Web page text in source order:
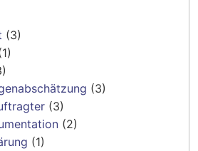
(3)
(3)
(3)
(2)
(1)